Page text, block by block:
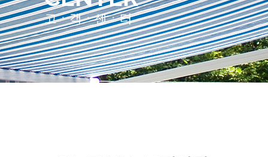
고ㆍ객ㆍ센ㆍ터